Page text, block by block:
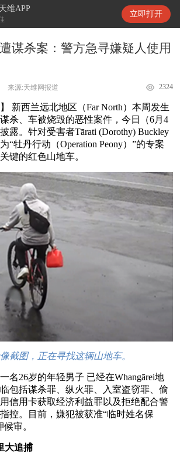
维APP
立即打开
天维新闻
谋杀案：警方急寻嫌疑人使用
来源:天维网报道 2324
新西兰远北地区（Far North）本周发生
杀、车被烧毁的恶性案件，今日（6月4
露。针对受害者Tārati (Dorothy) Buckley
“牡丹行动（Operation Peony）”的专案
键的红色山地车。
截图，正在寻找这辆山地车。
名26岁的年轻男子 已经在Whangārei地
包括谋杀罪、纵火罪、入室盗窃罪、偷
信用卡获取经济利益罪以及拒绝配合警
控。目前，嫌犯被获准“临时姓名保
审。
大追捕